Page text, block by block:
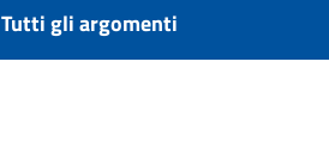
Tutti gli argomenti